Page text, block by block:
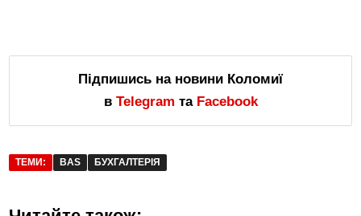
Підпишись на новини Коломиї
в Telegram та Facebook
ТЕМИ: BAS БУХГАЛТЕРІЯ